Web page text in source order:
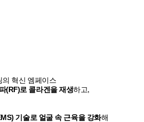
의 혁신 엠페이스
(RF)로 콜라겐을 재생하고,
기술로 얼굴 속 근육을 강화해